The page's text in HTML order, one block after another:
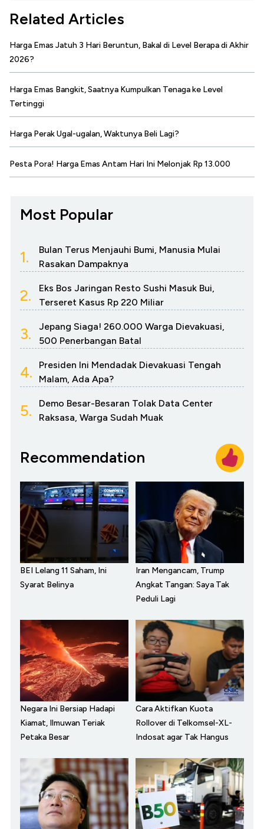
Related Articles
Harga Emas Jatuh 3 Hari Beruntun, Bakal di Level Berapa di Akhir
2026?
Harga Emas Bangkit, Saatnya Kumpulkan Tenaga ke Level
Tertinggi
Harga Perak Ugal-ugalan, Waktunya Beli Lagi?
Pesta Pora! Harga Emas Antam Hari Ini Melonjak Rp 13.000
Most Popular
1.
Bulan Terus Menjauhi Bumi, Manusia Mulai
Rasakan Dampaknya
2.
Eks Bos Jaringan Resto Sushi Masuk Bui,
Terseret Kasus Rp 220 Miliar
3.
Jepang Siaga! 260.000 Warga Dievakuasi,
500 Penerbangan Batal
4.
Presiden Ini Mendadak Dievakuasi Tengah
Malam, Ada Apa?
5.
Demo Besar-Besaran Tolak Data Center
Raksasa, Warga Sudah Muak
Recommendation
BEI Lelang 11 Saham, Ini
Syarat Belinya
Iran Mengancam, Trump
Angkat Tangan: Saya Tak
Peduli Lagi
Negara Ini Bersiap Hadapi
Kiamat, Ilmuwan Teriak
Petaka Besar
Cara Aktifkan Kuota
Rollover di Telkomsel-XL-
Indosat agar Tak Hangus